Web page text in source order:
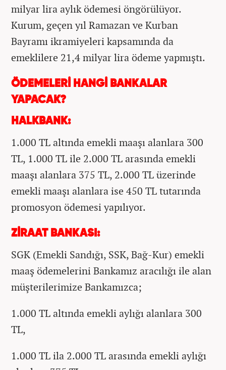
milyar lira aylık ödemesi öngörülüyor.
Kurum, geçen yıl Ramazan ve Kurban
Bayramı ikramiyeleri kapsamında da
emeklilere 21,4 milyar lira ödeme yapmıştı.
ÖDEMELERİ HANGİ BANKALAR
YAPACAK?
HALKBANK:
1.000 TL altında emekli maaşı alanlara 300
TL, 1.000 TL ile 2.000 TL arasında emekli
maaşı alanlara 375 TL, 2.000 TL üzerinde
emekli maaşı alanlara ise 450 TL tutarında
promosyon ödemesi yapılıyor.
ZİRAAT BANKASI:
SGK (Emekli Sandığı, SSK, Bağ-Kur) emekli
maaş ödemelerini Bankamız aracılığı ile alan
müşterilerimize Bankamızca;
1.000 TL altında emekli aylığı alanlara 300
TL,
1.000 TL ila 2.000 TL arasında emekli aylığı